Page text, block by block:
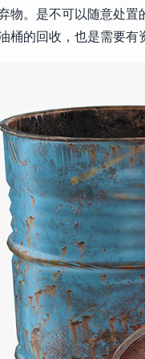
物。是不可以随意处
桶的回收，也是需要有